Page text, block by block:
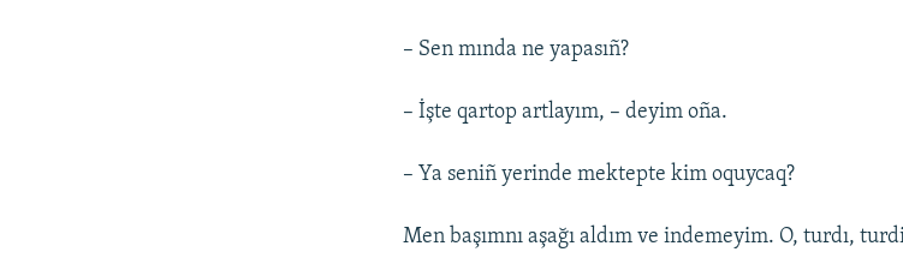
– Sen mında ne yapasıñ?
– İşte qartop artlayım, – deyim oña.
– Ya seniñ yerinde mektepte kim oquycaq?
Men başımnı aşağı aldım ve indemeyim. O, turdı,